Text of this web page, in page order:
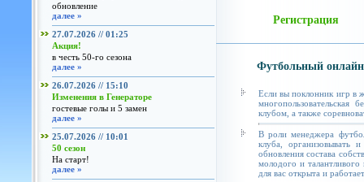
обновление
далее »
27.07.2026 // 01:25
Акция!
в честь 50-го сезона
далее »
26.07.2026 // 15:10
Изменения в Генераторе
гостевые голы и 5 замен
далее »
25.07.2026 // 10:01
50 сезон
На старт!
далее »
Регистрация
Футбольный
Если вы поклонник игр в
клубом, а также
В роли менеджера
клуба, организовывать
обновления состава
молодого и талантливого
для вас открыта и